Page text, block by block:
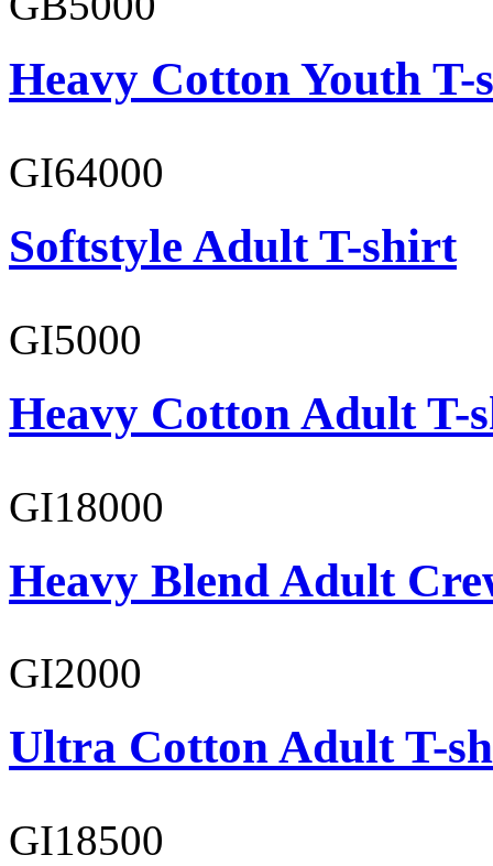
Heavy Cotton Youth
GI64000
Softstyle Adult T-shirt
GI5000
Heavy Cotton Adult T-
GI18000
Heavy Blend Adult
GI2000
Ultra Cotton Adult T-
GI18500